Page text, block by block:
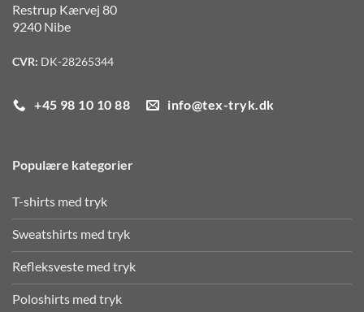
Restrup Kærvej 80
9240 Nibe
CVR: DK-28265344
+45 98 10 10 88 info@tex-tryk.dk
Populære kategorier
T-shirts med tryk
Sweatshirts med tryk
Refleksveste med tryk
Poloshirts med tryk